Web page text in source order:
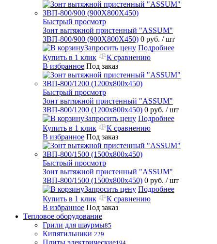
Быстрый просмотр
Зонт вытяжной пристенный "ASSUM"
ЗВП-800/900 (900Х800Х450) 0 руб. / шт
Запросить цену Подробнее
Купить в 1 клик
К сравнению
В избранное Под заказ
Быстрый просмотр
Зонт вытяжной пристенный "ASSUM"
ЗВП-800/1200 (1200х800х450) 0 руб. / шт
Запросить цену Подробнее
Купить в 1 клик
К сравнению
В избранное Под заказ
Быстрый просмотр
Зонт вытяжной пристенный "ASSUM"
ЗВП-800/1500 (1500х800х450) 0 руб. / шт
Запросить цену Подробнее
Купить в 1 клик
К сравнению
В избранное Под заказ
Тепловое оборудование
Грили для шаурмы85
Кипятильники 229
Плиты электрические